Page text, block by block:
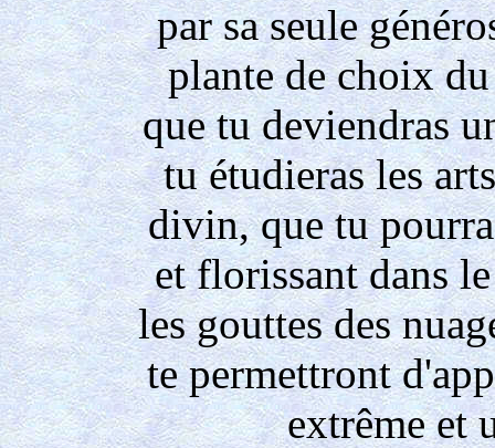
par sa seule
plante de choix
que tu deviendras
tu étudieras les
divin, que tu
et florissant dans
les gouttes des
te permettront
extrême et